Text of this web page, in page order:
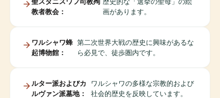
教者教会：
画があります。
ワルシャワ蜂
起博物館：
第二次世界大戦の歴史に興味があるな
ら必見で、徒歩圏内です。
ルター派およびカ
ルヴァン派墓地：
ワルシャワの多様な宗教的および
社会的歴史を反映しています。